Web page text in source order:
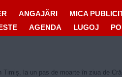
ANGAJĂRI MICA
AGENDA LUGOJ
Timiș, la un pas de moarte în ziua de